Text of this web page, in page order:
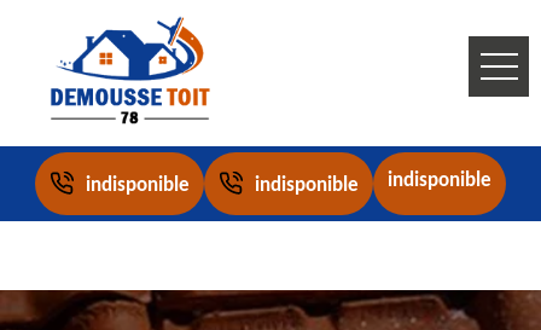
indisponible indisponible indisponible